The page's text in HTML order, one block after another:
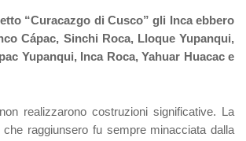
“Curacazgo di Cusco” gli Inca ebbero
Cápac, Sinchi Roca, Lloque Yupanqui,
Yupanqui, Inca Roca, Yahuar Huacac e
realizzarono costruzioni significative. La
che raggiunsero fu sempre minacciata dalla